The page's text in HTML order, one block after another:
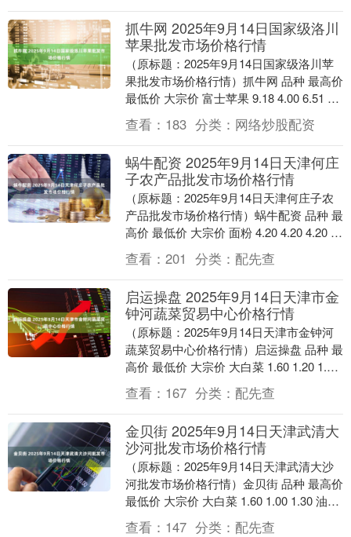
抓牛网 2025年9月14日国家级洛川
苹果批发市场价格行情
（原标题：2025年9月14日国家级洛川苹
果批发市场价格行情）抓牛网 品种 最高价
最低价 大宗价 富士苹果 9.18 4.00 6.51 单
位：元/公斤 数据....
查看： 183 分类： 网络炒股配资
蜗牛配资 2025年9月14日天津何庄
子农产品批发市场价格行情
（原标题：2025年9月14日天津何庄子农
产品批发市场价格行情）蜗牛配资 品种 最
高价 最低价 大宗价 面粉 4.20 4.20 4.20 大
米 4.00 4.....
查看： 201 分类： 配先查
启运操盘 2025年9月14日天津市金
钟河蔬菜贸易中心价格行情
（原标题：2025年9月14日天津市金钟河
蔬菜贸易中心价格行情）启运操盘 品种 最
高价 最低价 大宗价 大白菜 1.60 1.20 1.60
油菜 8.00 6....
查看： 167 分类： 配先查
金贝街 2025年9月14日天津武清大
沙河批发市场价格行情
（原标题：2025年9月14日天津武清大沙
河批发市场价格行情）金贝街 品种 最高价
最低价 大宗价 大白菜 1.60 1.00 1.30 油菜
5.00 4.0....
查看： 147 分类： 配先查